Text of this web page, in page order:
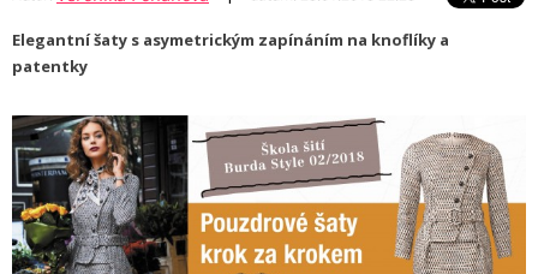
Elegantní šaty s asymetrickým zapínáním na knoflíky a
patentky